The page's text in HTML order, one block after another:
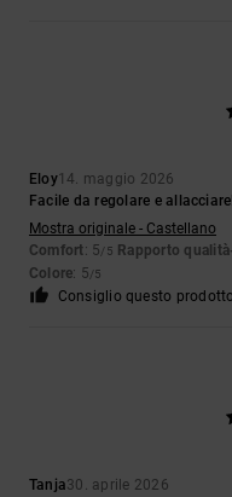
Eloy14. maggio 2026
Facile da regolare e
Mostra originale - Castellano
Comfort: 5/5 Rapporto
Colore: 5/5
Consiglio questo prodotto
Tanja30. aprile 2026